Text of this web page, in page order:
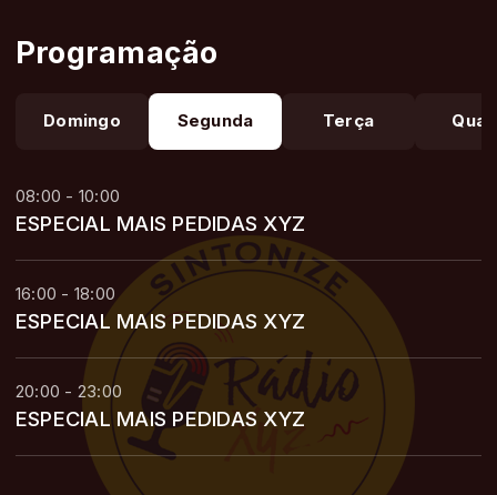
Programação
Domingo Segunda Terça
08:00 - 10:00
ESPECIAL MAIS PEDIDAS XYZ
16:00 - 18:00
ESPECIAL MAIS PEDIDAS XYZ
20:00 - 23:00
ESPECIAL MAIS PEDIDAS XYZ